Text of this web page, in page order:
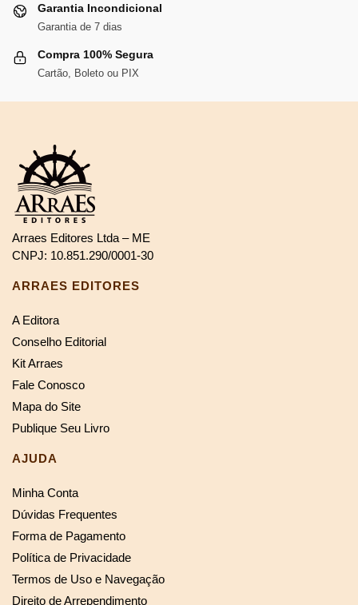
Garantia Incondicional
Garantia de 7 dias
Compra 100% Segura
Cartão, Boleto ou PIX
Arraes Editores Ltda – ME
CNPJ: 10.851.290/0001-30
ARRAES EDITORES
A Editora
Conselho Editorial
Kit Arraes
Fale Conosco
Mapa do Site
Publique Seu Livro
AJUDA
Minha Conta
Dúvidas Frequentes
Forma de Pagamento
Política de Privacidade
Termos de Uso e Navegação
Direito de Arrependimento